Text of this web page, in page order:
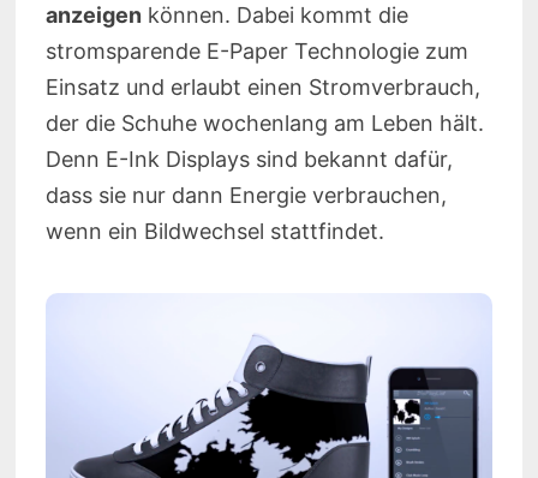
anzeigen können. Dabei kommt die
stromsparende E-Paper Technologie zum
Einsatz und erlaubt einen Stromverbrauch,
der die Schuhe wochenlang am Leben hält.
Denn E-Ink Displays sind bekannt dafür,
dass sie nur dann Energie verbrauchen,
wenn ein Bildwechsel stattfindet.